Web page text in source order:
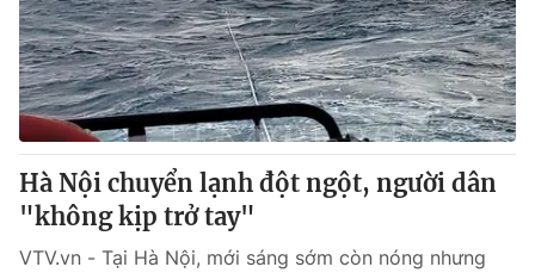
Hà Nội chuyển lạnh đột ngột, người dân
"không kịp trở tay"
VTV.vn - Tại Hà Nội, mới sáng sớm còn nóng nhưng